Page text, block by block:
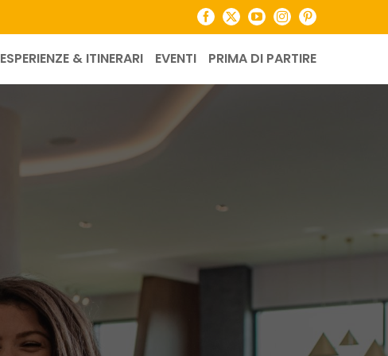
Facebook
X YouTubeInstagramPinterest
ESPERIENZE & ITINERARI EVENTI PRIMA DI PARTIRE